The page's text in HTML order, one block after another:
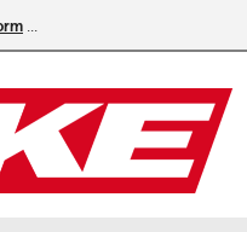
HJC stärker kundrelationen